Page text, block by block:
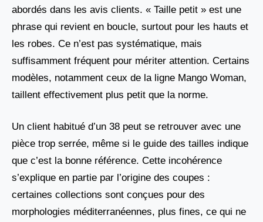
abordés dans les avis clients. « Taille petit » est une
phrase qui revient en boucle, surtout pour les hauts et
les robes. Ce n’est pas systématique, mais
suffisamment fréquent pour mériter attention. Certains
modèles, notamment ceux de la ligne Mango Woman,
taillent effectivement plus petit que la norme.
Un client habitué d’un 38 peut se retrouver avec une
pièce trop serrée, même si le guide des tailles indique
que c’est la bonne référence. Cette incohérence
s’explique en partie par l’origine des coupes :
certaines collections sont conçues pour des
morphologies méditerranéennes, plus fines, ce qui ne